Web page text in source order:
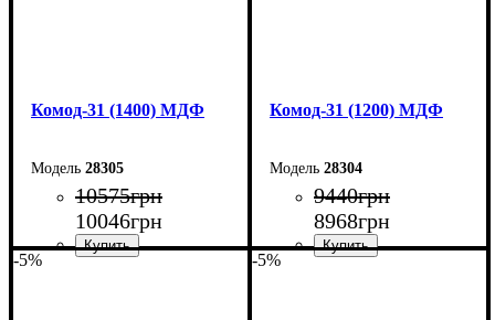
Комод-31 (1400) МДФ
28305
10575грн
10046грн
Комод-31 (1200) МДФ
28304
9440грн
8968грн
-5% -5%